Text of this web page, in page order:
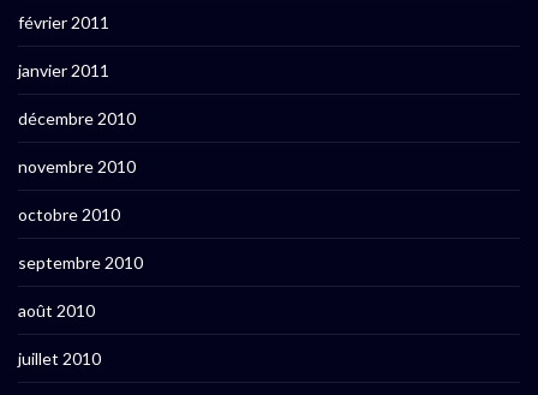
février 2011
janvier 2011
décembre 2010
novembre 2010
octobre 2010
septembre 2010
août 2010
juillet 2010